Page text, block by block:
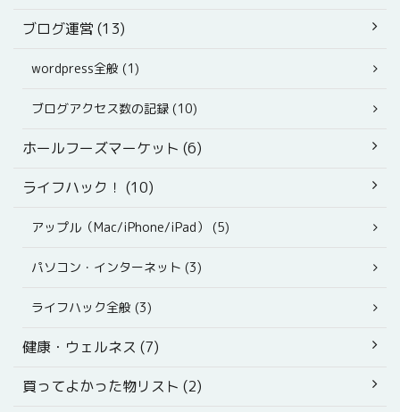
ブログ運営 (13)
wordpress全般 (1)
ブログアクセス数の記録 (10)
ホールフーズマーケット (6)
ライフハック！ (10)
アップル（Mac/iPhone/iPad） (5)
パソコン・インターネット (3)
ライフハック全般 (3)
健康・ウェルネス (7)
買ってよかった物リスト (2)